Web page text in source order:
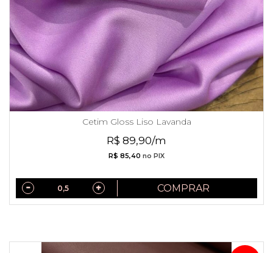
Cetim Gloss Liso Lavanda
R$ 89,90/m
R$ 85,40 no PIX
COMPRAR